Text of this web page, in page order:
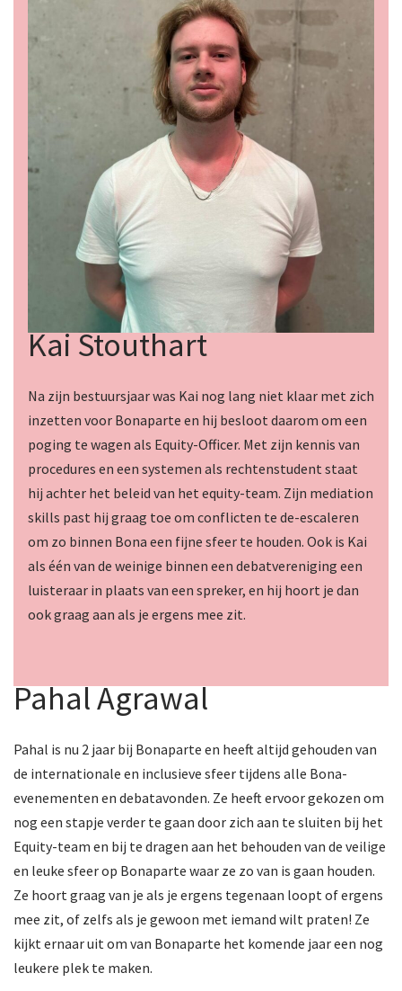
Kai Stouthart
Na zijn bestuursjaar was Kai nog lang niet klaar met zich
inzetten voor Bonaparte en hij besloot daarom om een
poging te wagen als Equity-Officer. Met zijn kennis van
procedures en een systemen als rechtenstudent staat
hij achter het beleid van het equity-team. Zijn mediation
skills past hij graag toe om conflicten te de-escaleren
om zo binnen Bona een fijne sfeer te houden. Ook is Kai
als één van de weinige binnen een debatvereniging een
luisteraar in plaats van een spreker, en hij hoort je dan
ook graag aan als je ergens mee zit.
Pahal Agrawal
Pahal is nu 2 jaar bij Bonaparte en heeft altijd gehouden van
de internationale en inclusieve sfeer tijdens alle Bona-
evenementen en debatavonden. Ze heeft ervoor gekozen om
nog een stapje verder te gaan door zich aan te sluiten bij het
Equity-team en bij te dragen aan het behouden van de veilige
en leuke sfeer op Bonaparte waar ze zo van is gaan houden.
Ze hoort graag van je als je ergens tegenaan loopt of ergens
mee zit, of zelfs als je gewoon met iemand wilt praten! Ze
kijkt ernaar uit om van Bonaparte het komende jaar een nog
leukere plek te maken.